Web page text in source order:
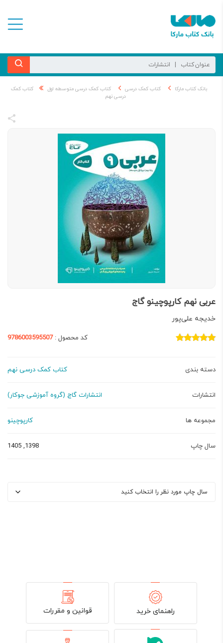
بانک کتاب مارکا کتاب کمک درسی کتاب کمک درسی متوسطه اول
کتاب کمک
درسی نهم
عربی نهم کارپوچینو گاج
خدیجه علی‌پور
کد محصول :9786003595507
دسته بندی کتاب کمک درسی نهم
انتشارات انتشارات گاج (گروه آموزشی جوکار)
مجموعه ها کارپوچینو
سال چاپ 1398, 1405
راهنمای خرید قوانین و مقررات